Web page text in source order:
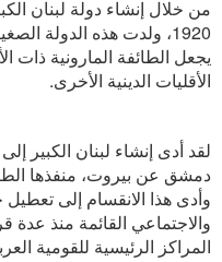
من خلال إنشاء دولة لبنان
1920، ولدت هذه الدولة
يجعل الطائفة المارونية ذات
الأقليات الدينية الأخرى.
لقد أدى إنشاء لبنان الكبير
دمشق عن بيروت، منفذها
وأدى هذا الانقسام إلى
والاجتماعي القائمة منذ
المراكز الرئيسية للقومية